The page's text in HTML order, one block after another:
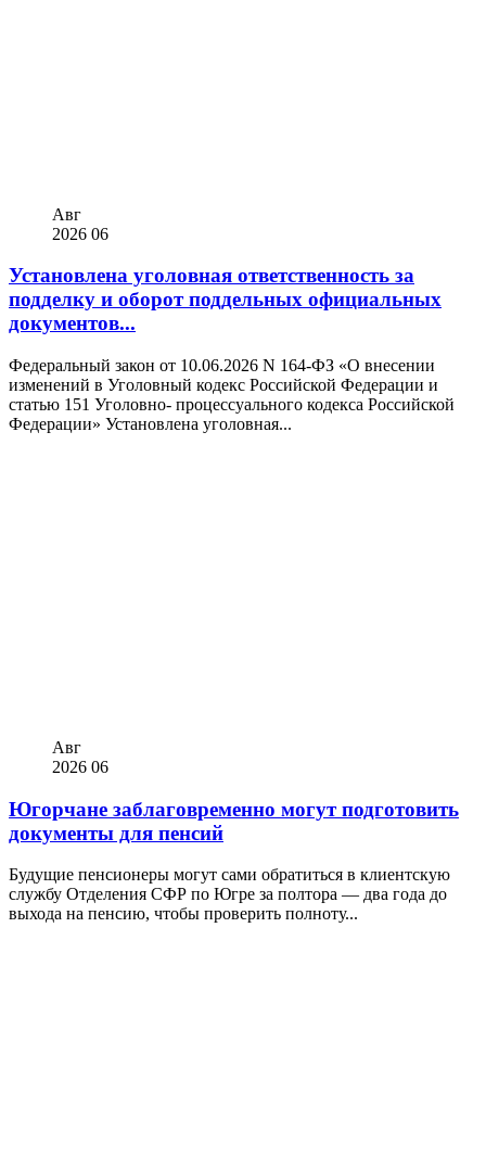
Авг
2026 06
Установлена уголовная ответственность за
подделку и оборот поддельных официальных
документов...
Федеральный закон от 10.06.2026 N 164-ФЗ «О внесении
изменений в Уголовный кодекс Российской Федерации и
статью 151 Уголовно- процессуального кодекса Российской
Федерации» Установлена уголовная...
Авг
2026 06
Югорчане заблаговременно могут подготовить
документы для пенсий
Будущие пенсионеры могут сами обратиться в клиентскую
службу Отделения СФР по Югре за полтора — два года до
выхода на пенсию, чтобы проверить полноту...